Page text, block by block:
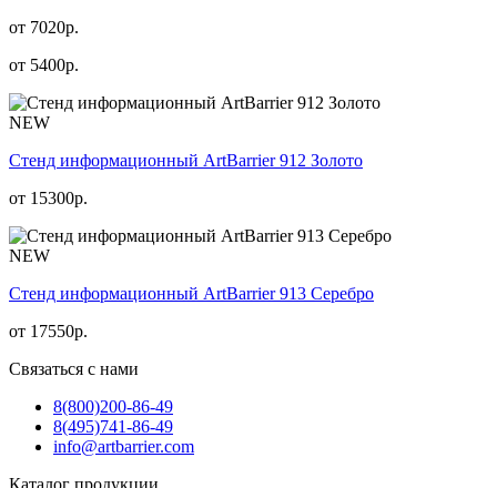
от 7020р.
от 5400р.
NEW
Стенд информационный АrtBarrier 912 Золото
от 15300р.
NEW
Стенд информационный АrtBarrier 913 Серебро
от 17550р.
Связаться с нами
8(800)200-86-49
8(495)741-86-49
info@artbarrier.com
Каталог продукции